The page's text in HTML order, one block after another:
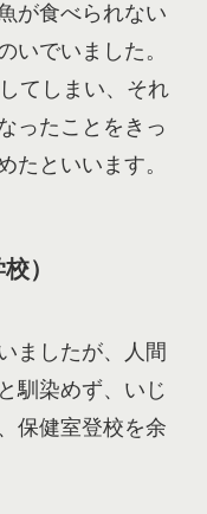
が食べられない
いでいました。
てしまい、それ
ったことをきっ
たといいます。
）
ましたが、人間
馴染めず、いじ
保健室登校を余